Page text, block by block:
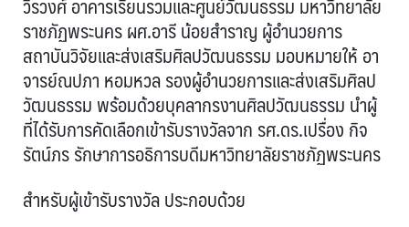
ราชภัฏพระนคร ผศ.อารี น้อยสำราญ ผู้อำนวยการ
สถาบันวิจัยและส่งเสริมศิลปวัฒนธรรม มอบหมายให้ อา
จารย์ณปภา หอมหวล รองผู้อำนวยการและส่งเสริมศิลป
วัฒนธรรม พร้อมด้วยบุคลากรงานศิลปวัฒนธรรม นำผู้
ที่ได้รับการคัดเลือกเข้ารับรางวัลจาก รศ.ดร.เปรื่อง กิจ
รัตน์ภร รักษาการอธิการบดีมหาวิทยาลัยราชภัฏพระนคร
สำหรับผู้เข้ารับรางวัล ประกอบด้วย